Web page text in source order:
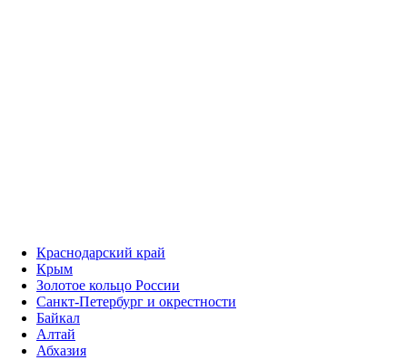
Краснодарский край
Крым
Золотое кольцо России
Санкт-Петербург и окрестности
Байкал
Алтай
Абхазия